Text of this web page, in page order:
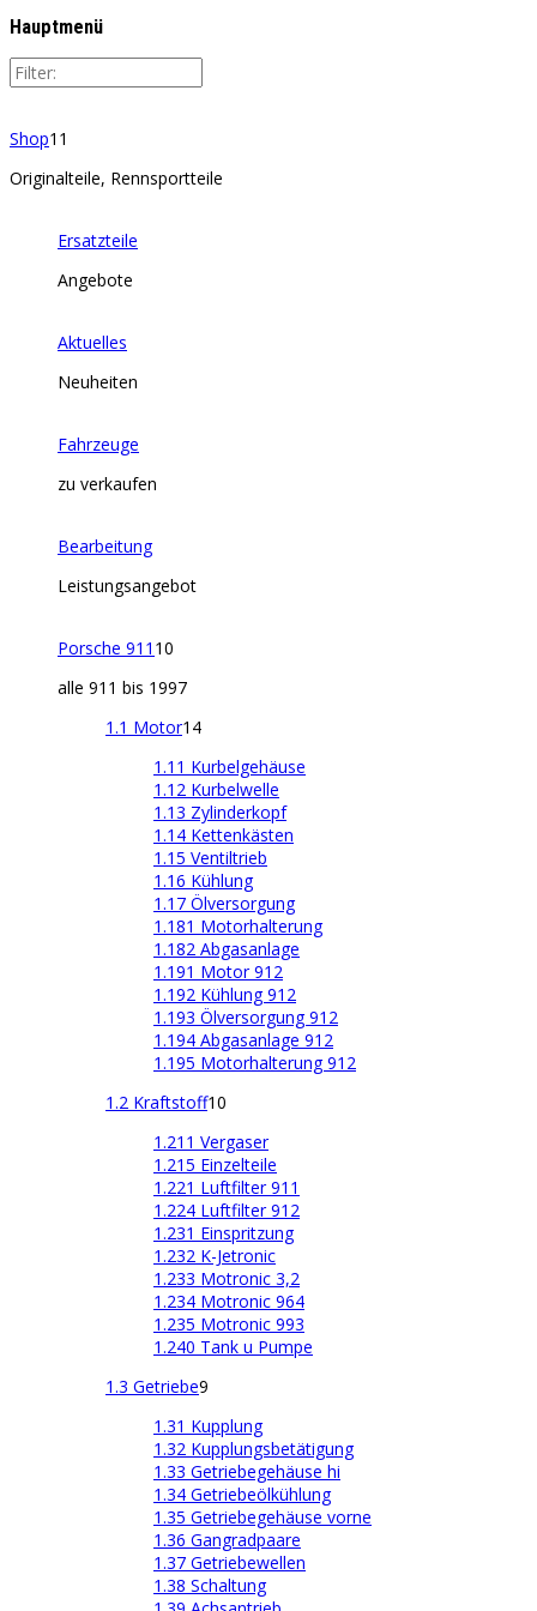
Hauptmenü
Shop11
Originalteile, Rennsportteile
Ersatzteile
Angebote
Aktuelles
Neuheiten
Fahrzeuge
zu verkaufen
Bearbeitung
Leistungsangebot
Porsche 911 10
alle 911 bis 1997
1.1 Motor14
1.11 Kurbelgehäuse
1.12 Kurbelwelle
1.13 Zylinderkopf
1.14 Kettenkästen
1.15 Ventiltrieb
1.16 Kühlung
1.17 Ölversorgung
1.181 Motorhalterung
1.182 Abgasanlage
1.191 Motor 912
1.192 Kühlung 912
1.193 Ölversorgung 912
1.194 Abgasanlage 912
1.195 Motorhalterung 912
1.2 Kraftstoff10
1.211 Vergaser
1.215 Einzelteile
1.221 Luftfilter 911
1.224 Luftfilter 912
1.231 Einspritzung
1.232 K-Jetronic
1.233 Motronic 3,2
1.234 Motronic 964
1.235 Motronic 993
1.240 Tank u Pumpe
1.3 Getriebe9
1.31 Kupplung
1.32 Kupplungsbetätigung
1.33 Getriebegehäuse hi
1.34 Getriebeölkühlung
1.35 Getriebegehäuse vorne
1.36 Gangradpaare
1.37 Getriebewellen
1.38 Schaltung